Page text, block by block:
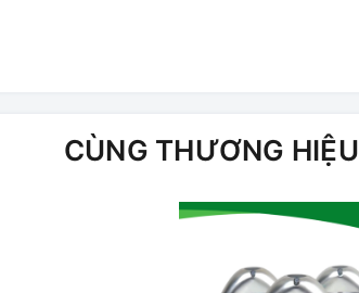
CÙNG THƯƠNG HIỆU